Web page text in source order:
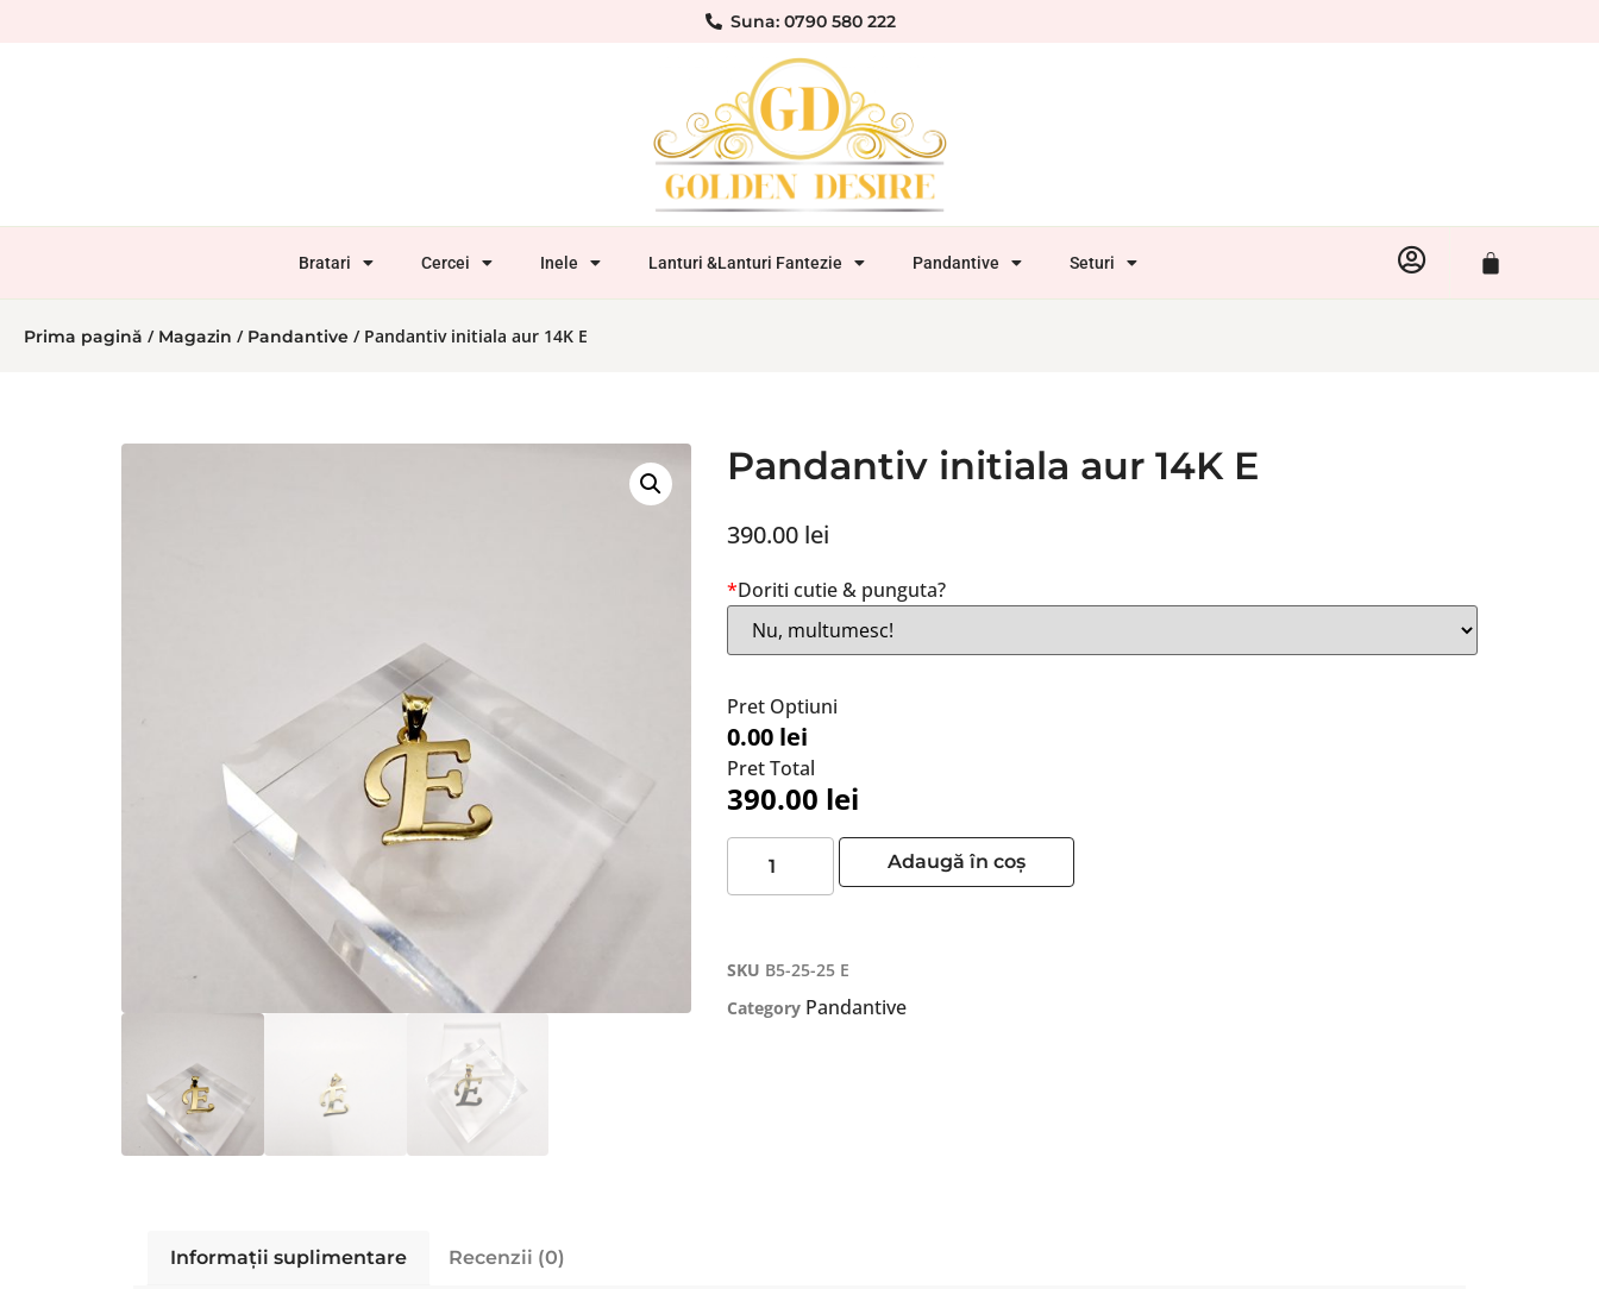
Suna: 0790 580 222
Bratari Cercei Inele Lanturi &Lanturi Fantezie Pandantive Seturi
Prima pagină / Magazin / Pandantive / Pandantiv initiala aur 14K E
Pandantiv initiala aur 14K E
390.00 lei
*Doriti cutie & punguta?
Pret Optiuni
0.00 lei
Pret Total
390.00 lei
Adaugă în coș
SKU B5-25-25 E
Category Pandantive
Informații suplimentare Recenzii (0)